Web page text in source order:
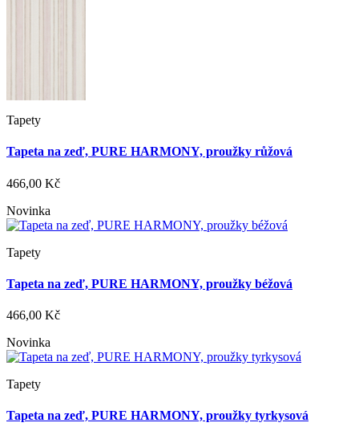
Tapety
Tapeta na zeď, PURE HARMONY, proužky růžová
466,00 Kč
Novinka
Tapety
Tapeta na zeď, PURE HARMONY, proužky béžová
466,00 Kč
Novinka
Tapety
Tapeta na zeď, PURE HARMONY, proužky tyrkysová